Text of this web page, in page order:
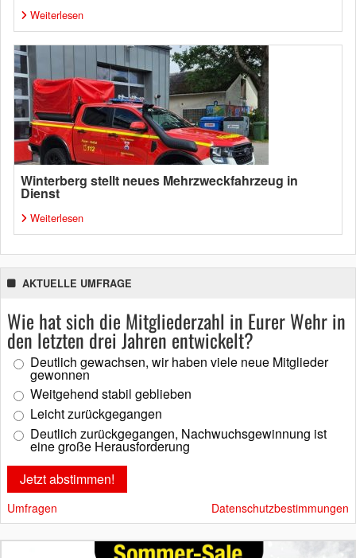
Weiterlesen
Winterberg stellt neues Mehrzweckfahrzeug in
Dienst
Weiterlesen
AKTUELLE UMFRAGE
Wie hat sich die Mitgliederzahl in Eurer Wehr in
den letzten drei Jahren entwickelt?
Deutlich gewachsen, wir haben viele neue Mitglieder
gewonnen
Weitgehend stabil geblieben
Leicht zurückgegangen
Deutlich zurückgegangen, Nachwuchsgewinnung ist
eine große Herausforderung
Umfragen Datenschutzbestimmungen